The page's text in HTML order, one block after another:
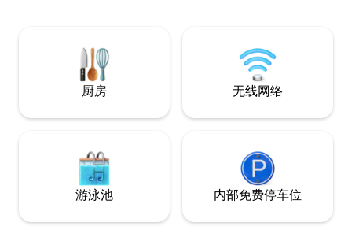
光。前厅和浴室则通过地暖提供舒适的温
暖。外面有一个小型的有顶露台，可容纳4
人的座位。在房子前面有一个烧烤区。
（烧烤架可用）
厨房 无线网络
游泳池 内部免费停车位